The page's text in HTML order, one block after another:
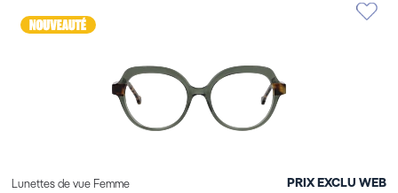
Lunettes de vue Femme PRIX EXCLU WEB